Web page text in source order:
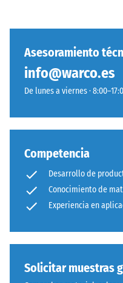
Asesoramiento
info@warco.es
De lunes a viernes ·
Competencia
Desarrollo de
Conocimiento de
Experiencia en
Solicitar muestras